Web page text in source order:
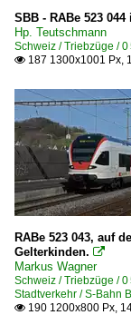
SBB - RABe 523
Hp. Teutschmann
Schweiz / Triebzüge
 187 1300x1001 Px,
RABe 523 043, auf
Gelterkinden. 
Markus Wagner
Schweiz / Triebzüge
Stadtverkehr / S-Bahn
 190 1200x800 Px,